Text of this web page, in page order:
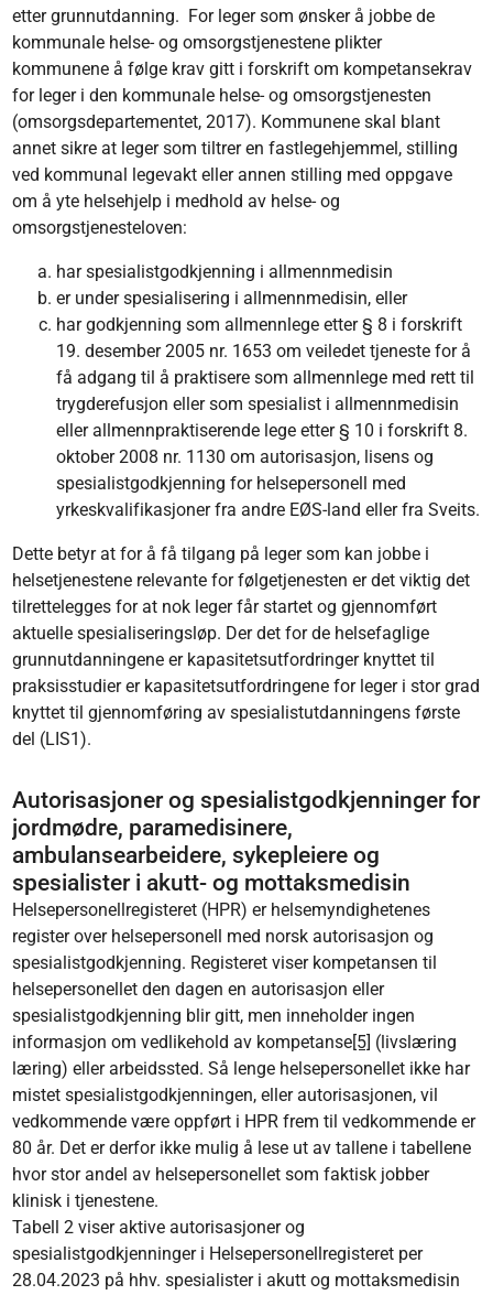
etter grunnutdanning. For leger som ønsker å jobbe de
kommunale helse- og omsorgstjenestene plikter
kommunene å følge krav gitt i forskrift om kompetansekrav
for leger i den kommunale helse- og omsorgstjenesten
(omsorgsdepartementet, 2017). Kommunene skal blant
annet sikre at leger som tiltrer en fastlegehjemmel, stilling
ved kommunal legevakt eller annen stilling med oppgave
om å yte helsehjelp i medhold av helse- og
omsorgstjenesteloven:
har spesialistgodkjenning i allmennmedisin
er under spesialisering i allmennmedisin, eller
har godkjenning som allmennlege etter § 8 i forskrift
19. desember 2005 nr. 1653 om veiledet tjeneste for å
få adgang til å praktisere som allmennlege med rett til
trygderefusjon eller som spesialist i allmennmedisin
eller allmennpraktiserende lege etter § 10 i forskrift 8.
oktober 2008 nr. 1130 om autorisasjon, lisens og
spesialistgodkjenning for helsepersonell med
yrkeskvalifikasjoner fra andre EØS-land eller fra Sveits.
Dette betyr at for å få tilgang på leger som kan jobbe i
helsetjenestene relevante for følgetjenesten er det viktig det
tilrettelegges for at nok leger får startet og gjennomført
aktuelle spesialiseringsløp. Der det for de helsefaglige
grunnutdanningene er kapasitetsutfordringer knyttet til
praksisstudier er kapasitetsutfordringene for leger i stor grad
knyttet til gjennomføring av spesialistutdanningens første
del (LIS1).
Autorisasjoner og spesialistgodkjenninger for
jordmødre, paramedisinere,
ambulansearbeidere, sykepleiere og
spesialister i akutt- og mottaksmedisin
Helsepersonellregisteret (HPR) er helsemyndighetenes
register over helsepersonell med norsk autorisasjon og
spesialistgodkjenning. Registeret viser kompetansen til
helsepersonellet den dagen en autorisasjon eller
spesialistgodkjenning blir gitt, men inneholder ingen
informasjon om vedlikehold av kompetanse[5] (livslæring
læring) eller arbeidssted. Så lenge helsepersonellet ikke har
mistet spesialistgodkjenningen, eller autorisasjonen, vil
vedkommende være oppført i HPR frem til vedkommende er
80 år. Det er derfor ikke mulig å lese ut av tallene i tabellene
hvor stor andel av helsepersonellet som faktisk jobber
klinisk i tjenestene.
Tabell 2 viser aktive autorisasjoner og
spesialistgodkjenninger i Helsepersonellregisteret per
28.04.2023 på hhv. spesialister i akutt og mottaksmedisin